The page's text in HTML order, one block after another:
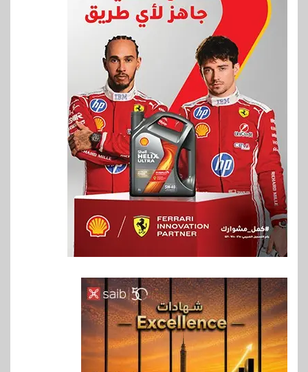
6 اخبار
فيكسد مصر و”حلول” تتشاركان
في تطوير أول منصة للسياحة
الصحية في مصر والشرق الأوسط
وأفريقيا Tour4Cure